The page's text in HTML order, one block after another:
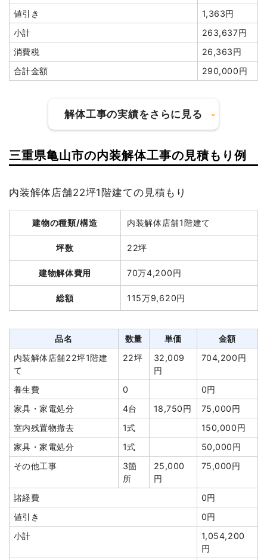
ブロック塀撤去
180,000円
浄化槽・便槽撤去
20,000円
諸経費
65,000円
値引き
8,550円
130,000円
円
建物の種類/構造 軽量鉄骨造住宅2階建て
坪数 45坪
建物解体費用 96万1,545円
総額 254万1,000円
品名 数量 単価
金額
軽量鉄骨造住宅45坪2階建
て
45坪
21,368
961,545円
養生費 168m²
134,400円
アスベスト撤去
148m² 2,668円
394,825円
アスベスト撤去
148m²
320,860円
駐車場撤去
2箇所
円
20,000円
57m²
植木・植栽撤去
円
54,000円
ブロック塀撤去 48m² 3,000円
144,000円
280,000円
値引き
1,363円
小計
263,637円
消費税
26,363円
合計金額
290,000円
解体工事の実績をさらに見る
建物の種類/構造 鉄骨造倉庫1階建て
坪数 21坪
建物解体費用 82万4,300円
総額 90万2,000円
品名 数量 単価
金額
鉄骨造倉庫21坪1階建て
21坪 39,252円
土間コンクリート撤去
1式
30,000円
ブロック塀撤去
1式
8,000円
諸経費
140,000円
値引き
182,300円
小計
820,000円
消費税
82,000円
合計金額
902,000円
建物の種類/構造 鉄骨造アパート2階建て
三重県亀山市の内装解体工事の見積もり例
内装解体店舗22坪1階建ての見積もり
建物の種類/構造 内装解体店舗1階建て
坪数 22坪
建物解体費用 70万4,200円
総額 115万9,620円
品名 数量 単価
金額
内装解体店舗22坪1階建
て
22坪
32,009
円
704,200円
養生費 0
0円
家具・家電処分
4台 18,750円
75,000円
室内残置物撤去
1式
150,000円
家具・家電処分
1式
50,000円
その他工事
3箇
所
25,000
円
75,000円
諸経費
0円
値引き
0円
小計
1,054,200
円